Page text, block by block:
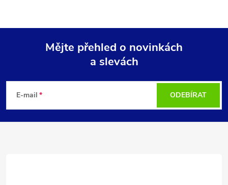
p
Mějte přehled o novinkách
a slevách
E-mail ODEBÍRAT